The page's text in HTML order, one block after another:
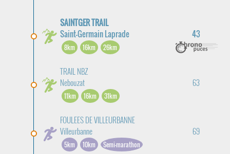
SAINTGER TRAIL
Saint-Germain Laprade
43
8km 16km 26km
TRAIL NBZ
Nebouzat
63
11km 16km 31km
FOULEES DE VILLEURBANNE
Villeurbanne
69
5km 10km Semi-marathon